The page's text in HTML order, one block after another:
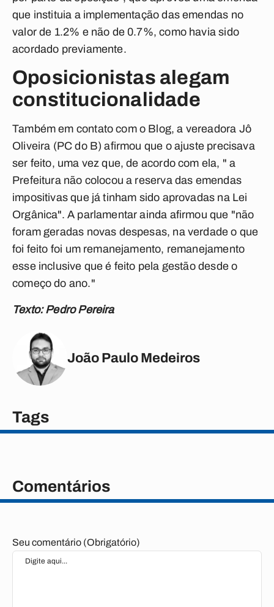
que instituia a implementação das emendas no
valor de 1.2% e não de 0.7%, como havia sido
acordado previamente.
Oposicionistas alegam
constitucionalidade
Também em contato com o Blog, a vereadora Jô
Oliveira (PC do B) afirmou que o ajuste precisava
ser feito, uma vez que, de acordo com ela, " a
Prefeitura não colocou a reserva das emendas
impositivas que já tinham sido aprovadas na Lei
Orgânica". A parlamentar ainda afirmou que "não
foram geradas novas despesas, na verdade o que
foi feito foi um remanejamento, remanejamento
esse inclusive que é feito pela gestão desde o
começo do ano."
Texto: Pedro Pereira
João Paulo Medeiros
Tags
Comentários
Seu comentário (Obrigatório)